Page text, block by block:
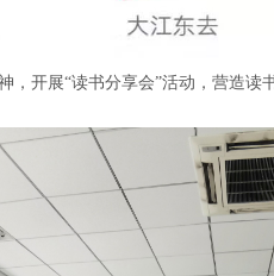
开展“读书分享会”活动，营造